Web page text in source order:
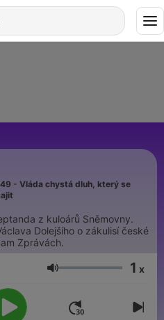
- Vláda chystá dluh, který se
z kuloárů Sněmovny.
Dolejšího o zákulisí české
Zprávách.
Гучність 1 x